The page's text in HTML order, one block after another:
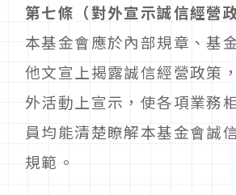
第七條（對外宣示誠信經營政
本基金會應於內部規章、基
他文宣上揭露誠信經營政策
外活動上宣示，使各項業務
員均能清楚瞭解本基金會誠
規範。